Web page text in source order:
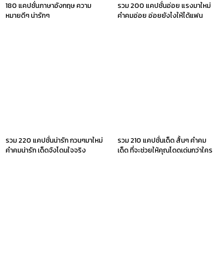
180 แคปชั่นภาษาอังกฤษ ความ
หมายดีๆ น่ารักๆ
รวม 200 แคปชั่นอ่อย แรงมาใหม่
คำคมอ่อย อ่อยยังไงให้ได้แฟน
รวม 220 แคปชั่นน่ารัก กวนๆมาใหม่
คำคมน่ารัก เด็ดจังโดนใจจริง
รวม 210 แคปชั่นเด็ด สั้นๆ คำคม
เด็ด ที่จะช่วยให้คุณโดดเด่นกว่าใคร